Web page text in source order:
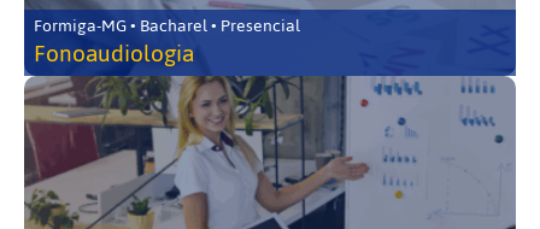
Formiga-MG • Bacharel • Presencial
Fonoaudiologia